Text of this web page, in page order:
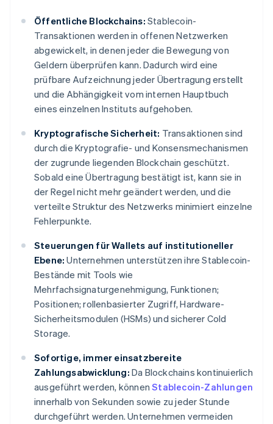
Öffentliche Blockchains: Stablecoin-
Transaktionen werden in offenen Netzwerken
abgewickelt, in denen jeder die Bewegung von
Geldern überprüfen kann. Dadurch wird eine
prüfbare Aufzeichnung jeder Übertragung erstellt
und die Abhängigkeit vom internen Hauptbuch
eines einzelnen Instituts aufgehoben.
Kryptografische Sicherheit: Transaktionen sind
durch die Kryptografie- und Konsensmechanismen
der zugrunde liegenden Blockchain geschützt.
Sobald eine Übertragung bestätigt ist, kann sie in
der Regel nicht mehr geändert werden, und die
verteilte Struktur des Netzwerks minimiert einzelne
Fehlerpunkte.
Steuerungen für Wallets auf institutioneller
Ebene: Unternehmen unterstützen ihre Stablecoin-
Bestände mit Tools wie
Mehrfachsignaturgenehmigung, Funktionen;
Positionen; rollenbasierter Zugriff, Hardware-
Sicherheitsmodulen (HSMs) und sicherer Cold
Storage.
Sofortige, immer einsatzbereite
Zahlungsabwicklung: Da Blockchains kontinuierlich
ausgeführt werden, könnenStablecoin-Zahlungen
innerhalb von Sekunden sowie zu jeder Stunde
durchgeführt werden. Unternehmen vermeiden